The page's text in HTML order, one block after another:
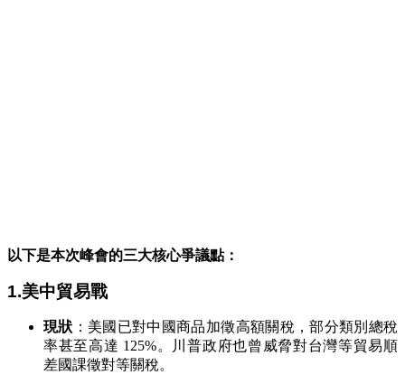
以下是本次峰會的三大核心爭議點：
1.美中貿易戰
現狀 ：美國已對中國商品加徵高額關稅，部分類別總稅
率甚至高達 125%。川普政府也曾威脅對台灣等貿易順
差國課徵對等關稅。